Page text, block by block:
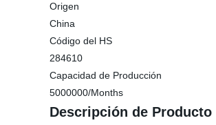
Origen
China
Código del HS
284610
Capacidad de Producción
5000000/Months
Descripción de Producto